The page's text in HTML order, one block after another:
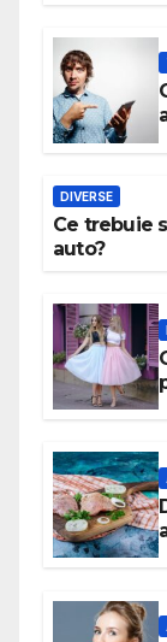
DIVERSE
Ce trebuie
auto?